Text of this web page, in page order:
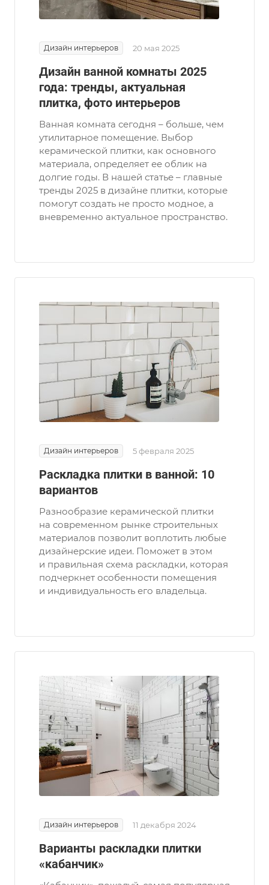
Дизайн интерьеров 20 мая 2025
Дизайн ванной комнаты 2025
года: тренды, актуальная
плитка, фото интерьеров
Ванная комната сегодня – больше, чем
утилитарное помещение. Выбор
керамической плитки, как основного
материала, определяет ее облик на
долгие годы. В нашей статье – главные
тренды 2025 в дизайне плитки, которые
помогут создать не просто модное, а
вневременно актуальное пространство.
Дизайн интерьеров 5 февраля 2025
Раскладка плитки в ванной: 10
вариантов
Разнообразие керамической плитки
на современном рынке строительных
материалов позволит воплотить любые
дизайнерские идеи. Поможет в этом
и правильная схема раскладки, которая
подчеркнет особенности помещения
и индивидуальность его владельца.
Дизайн интерьеров 11 декабря 2024
Варианты раскладки плитки
«кабанчик»